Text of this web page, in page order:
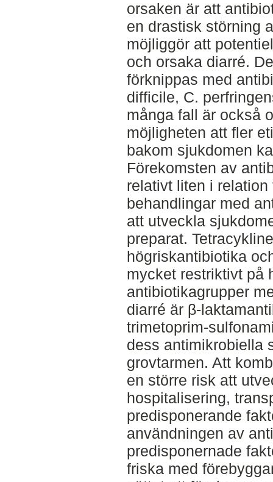
orsaken är att
en drastisk störning
möjliggör att
och orsaka diarré.
förknippas med
difficile, C.
många fall är också
möjligheten att fler
bakom sjukdomen
Förekomsten av
relativt liten i
behandlingar med
att utveckla
preparat.
högriskantibiotika
mycket restriktivt på
antibiotikagrupper
diarré är β-
trimetoprim-
dess antimikrobiella
grovtarmen. Att
en större risk att
hospitalisering,
predisponerande
användningen av
predisponernade
friska med